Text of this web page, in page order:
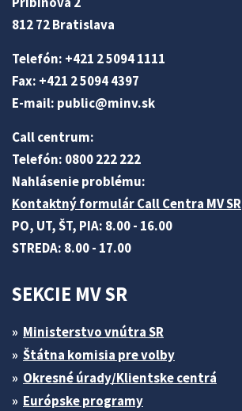
812 72 Bratislava
Telefón: +421 2 5094 1111
Fax: +421 2 5094 4397
E-mail: public@minv.sk
Call centrum:
Telefón: 0800 222 222
Nahlásenie problému:
Kontaktný formulár Call Centra MV SR
PO, UT, ŠT, PIA: 8.00 - 16.00
STREDA: 8.00 - 17.00
SEKCIE MV SR
Ministerstvo vnútra SR
Štátna komisia pre volby
Okresné úrady/Klientske centrá
Európske programy